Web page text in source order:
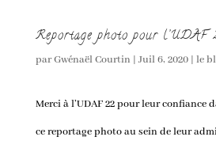
Reportage photo pour l’UDAF
parGwénaël Courtin | Juil 6, 2020| le
Merci à l’UDAF 22 pour leur confiance
ce reportage photo au sein de leur